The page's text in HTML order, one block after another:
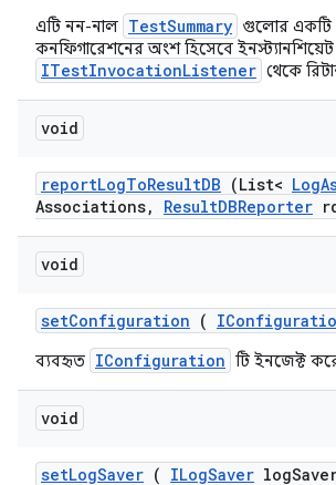
এটি নন-নাল TestSummary গুলোর একটি
কনফিগারেশনের অংশ হিসেবে
ITestInvocationListener থেকে
void
reportLogToResultDB (List< Log
Associations, ResultDBReporter
void
setConfiguration (
ব্যবহৃত IConfiguration টি ইনজেক্ট
void
setLogSaver ( ILogSaver log